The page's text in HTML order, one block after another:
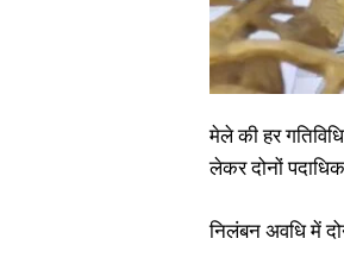
मेले की हर
लेकर दोनों
निलंबन अवधि में